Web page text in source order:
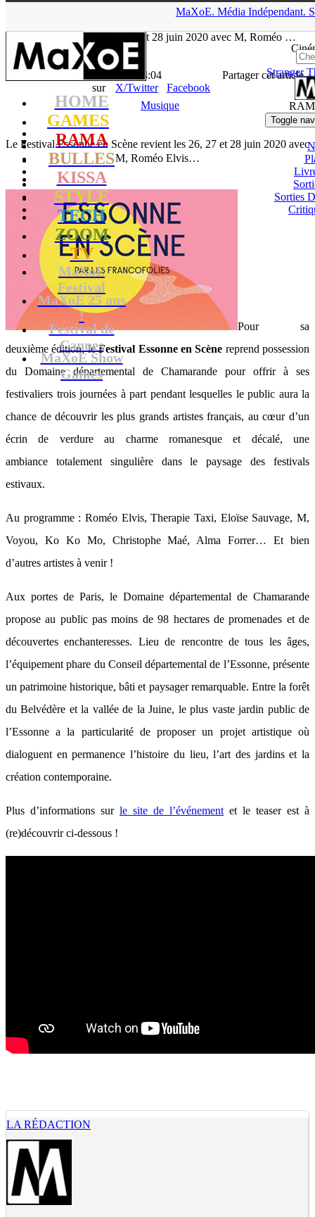
MaXoE. Média Indépendant.
HOME
GAMES
RAMA
BULLES
KISSA
STYLE
TECH
ZOOM
TV
MaXoE
Festival
MaXoE 25 ans
!
Festival de
Cannes
MaXoE Show
Games
Ciné
Stranger
Toggle
Sorties
en Scène revient les 26, 27 et 28 juin 2020 avec M, Roméo …
- 17.02.20, 14:04
Partager cet article
sur
X/Twitter
Facebook
Musique
Le Festival Essonne en Scène revient les 26, 27 et 28 juin 2020 avec
M, Roméo Elvis…
Pour sa
deuxième édition, leFestival Essonne en Scène reprend possession
du Domaine départemental de Chamarande pour offrir à ses
festivaliers trois journées à part pendant lesquelles le public aura la
chance de découvrir les plus grands artistes français, au cœur d’un
écrin de verdure au charme romanesque et décalé, une
ambiance totalement singulière dans le paysage des festivals
estivaux.
Au programme : Roméo Elvis, Therapie Taxi, Eloïse Sauvage, M,
Voyou, Ko Ko Mo, Christophe Maé, Alma Forrer… Et bien
d’autres artistes à venir !
Aux portes de Paris, le Domaine départemental de Chamarande
propose au public pas moins de 98 hectares de promenades et de
découvertes enchanteresses. Lieu de rencontre de tous les âges,
l’équipement phare du Conseil départemental de l’Essonne, présente
un patrimoine historique, bâti et paysager remarquable. Entre la forêt
du Belvédère et la vallée de la Juine, le plus vaste jardin public de
l’Essonne a la particularité de proposer un projet artistique où
dialoguent en permanence l’histoire du lieu, l’art des jardins et la
création contemporaine.
Plus d’informations sur le site de l’événement et le teaser est à
(re)découvrir ci-dessous !
LA RÉDACTION